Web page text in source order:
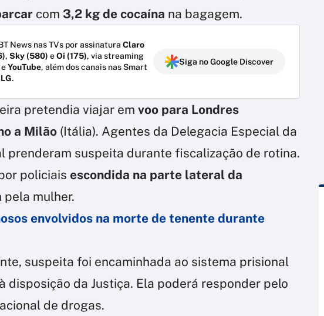
com 3,2 kg de cocaína na bagagem.
News nas TVs por assinatura Claro
, Sky (580) eOi (175), via streaming
eYouTube, além dos canais nas Smart
LG.
Siga no Google Discover
pretendia viajar em voo para Londres
a Milão (Itália). Agentes da Delegacia Especial da
prenderam suspeita durante fiscalização de rotina.
policiais escondida na parte lateral da
pela mulher.
envolvidos na morte de tenente durante
suspeita foi encaminhada ao sistema prisional
disposição da Justiça. Ela poderá responder pelo
de drogas.